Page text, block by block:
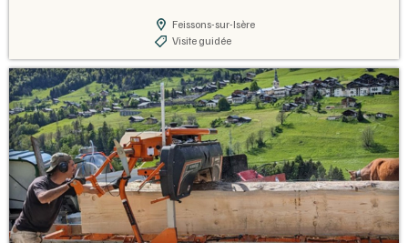
Feissons-sur-Isère
Visite guidée